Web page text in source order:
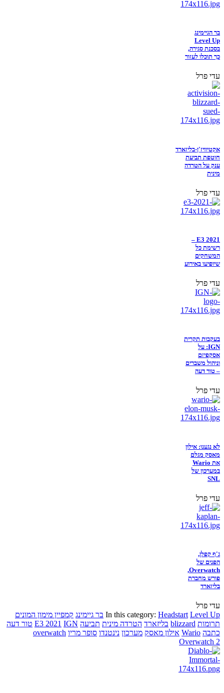
בר הגיימינג
Level Up
בסכנת סגירה,
כך תוכלו לעזור
עדי פרל
אקטיוויז'ן-בליזארד
חוטפת תביעת
ענק על הטרדה
מינית
עדי פרל
E3 2021 –
רשימת כל
המשחקים
שיופיעו באירוע
עדי פרל
בעקבות תקרית
IGN: על
אסקפיזם
וניהול משברים
– טור דעה
עדי פרל
לא נגענו: אילון
מאסק מגלם
את Wario
במערכון של
SNL
עדי פרל
ג'ף קפלן,
הפנים של
Overwatch,
פורש מחברת
בליזארד
עדי פרל
In this category: Headstart Level Up בר גיימינג קמפיין מימון המונים
תרומות blizzard בליזארד הטרדה מינית תביעה E3 2021 IGN
טור דעה
כתבה Wario אילון מאסק מערכון נינטנדו סופר מריו overwatch
Overwatch 2